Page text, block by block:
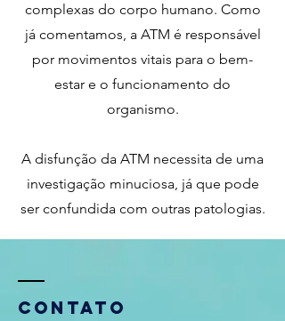
complexas do corpo humano. Como
já comentamos, a ATM é responsável
por movimentos vitais para o bem-
estar e o funcionamento do
organismo.
A disfunção da ATM necessita de uma
investigação minuciosa, já que pode
ser confundida com outras patologias.
CONTATO